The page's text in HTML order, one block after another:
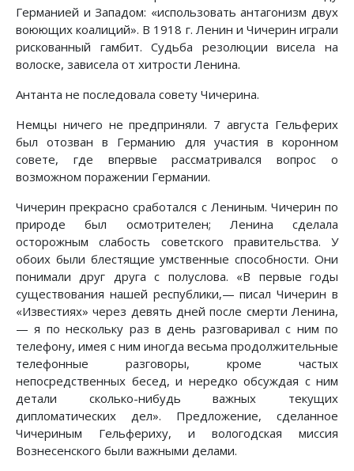
Германией и Западом: «использовать антагонизм двух
воюющих коалиций». В 1918 г. Ленин и Чичерин играли
рискованный гамбит. Судьба резолюции висела на
волоске, зависела от хитрости Ленина.
Антанта не последовала совету Чичерина.
Немцы ничего не предприняли. 7 августа Гельферих
был отозван в Германию для участия в коронном
совете, где впервые рассматривался вопрос о
возможном поражении Германии.
Чичерин прекрасно сработался с Лениным. Чичерин по
природе был осмотрителен; Ленина сделала
осторожным слабость советского правительства. У
обоих были блестящие умственные способности. Они
понимали друг друга с полуслова. «В первые годы
существования нашей республики,— писал Чичерин в
«Известиях» через девять дней после смерти Ленина,
— я по нескольку раз в день разговаривал с ним по
телефону, имея с ним иногда весьма продолжительные
телефонные разговоры, кроме частых
непосредственных бесед, и нередко обсуждая с ним
детали сколько-нибудь важных текущих
дипломатических дел». Предложение, сделанное
Чичериным Гельфериху, и вологодская миссия
Вознесенского были важными делами.